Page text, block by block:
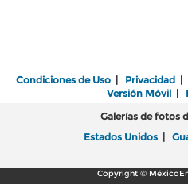
Condiciones de Uso | Privacidad |
Versión Móvil|
Galerías de fotos
Estados Unidos |
Copyright ©